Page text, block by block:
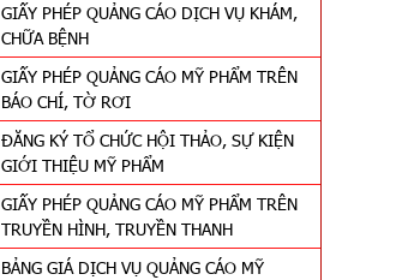
GIẤY PHÉP QUẢNG CÁO DỊCH VỤ KHÁM,
CHỮA BỆNH
GIẤY PHÉP QUẢNG CÁO MỸ PHẨM TRÊN
BÁO CHÍ, TỜ RƠI
ĐĂNG KÝ TỔ CHỨC HỘI THẢO, SỰ KIỆN
GIỚI THIỆU MỸ PHẨM
GIẤY PHÉP QUẢNG CÁO MỸ PHẨM TRÊN
TRUYỀN HÌNH, TRUYỀN THANH
BẢNG GIÁ DỊCH VỤ QUẢNG CÁO MỸ